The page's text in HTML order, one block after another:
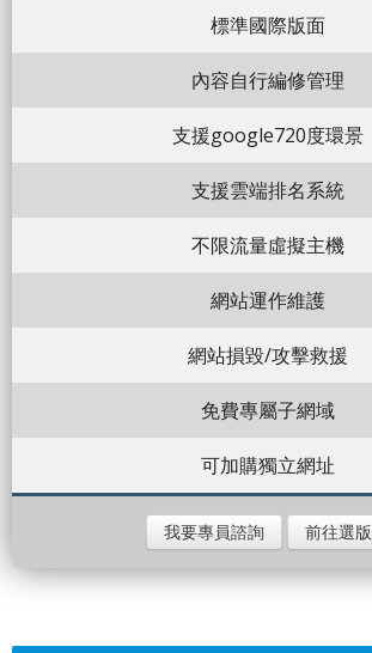
標準國際版面
內容自行編修管理
支援google720度環景
支援雲端排名系統
不限流量虛擬主機
網站運作維護
網站損毀/攻擊救援
免費專屬子網域
可加購獨立網址
我要專員諮詢 前往選版